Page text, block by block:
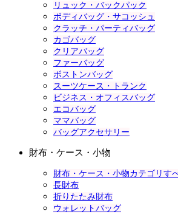
リュック・バックパック
ボディバッグ・サコッシュ
クラッチ・パーティバッグ
カゴバッグ
クリアバッグ
ファーバッグ
ボストンバッグ
スーツケース・トランク
ビジネス・オフィスバッグ
エコバッグ
ママバッグ
バッグアクセサリー
財布・ケース・小物
財布・ケース・小物カテゴリす
長財布
折りたたみ財布
ウォレットバッグ